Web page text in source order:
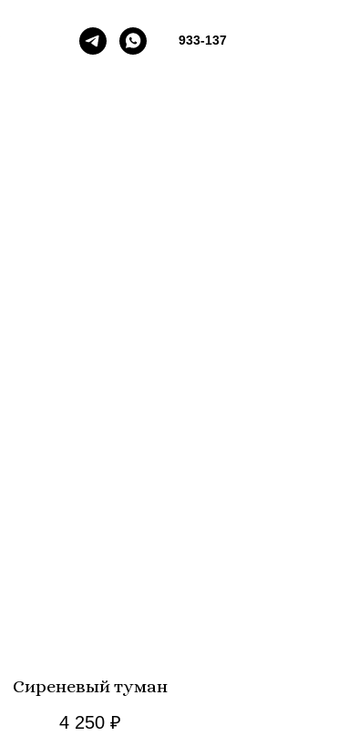
933-137
Сиреневый туман
4 250 ₽